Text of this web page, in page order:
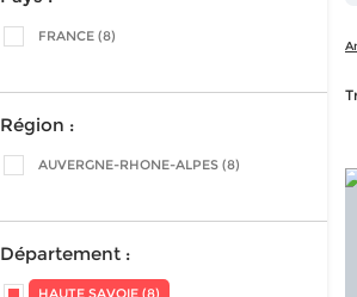
FRANCE (8)
Région :
AUVERGNE-RHONE-ALPES (8)
Département :
HAUTE SAVOIE (8)